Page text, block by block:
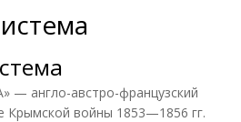
англо-австро-французский
Крымской войны 1853—1856 гг.